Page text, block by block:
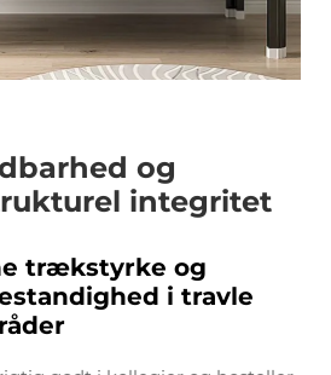
og
integritet
trækstyrke og
i travle